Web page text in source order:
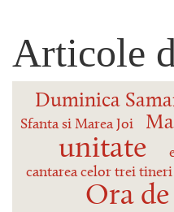
Articole
Duminica
Sfanta si Marea Joi
unitate
cantarea celor trei tineri
Ora